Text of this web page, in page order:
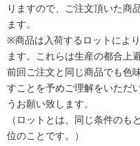
りますので、ご注文頂いた商
ます。
※商品は入荷するロットによ
ます。これらは生産の都合上
前回ご注文と同じ商品でも色
すことを予めご理解をいただ
うお願い致します。
（ロットとは、同じ条件の
位のことです。）